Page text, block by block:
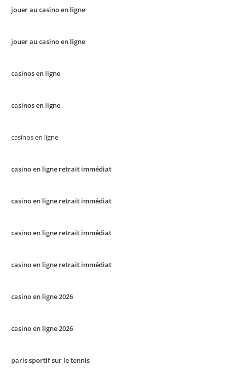
jouer au casino en ligne
jouer au casino en ligne
casinos en ligne
casinos en ligne
casinos en ligne
casino en ligne retrait immédiat
casino en ligne retrait immédiat
casino en ligne retrait immédiat
casino en ligne retrait immédiat
casino en ligne 2026
casino en ligne 2026
paris sportif sur le tennis